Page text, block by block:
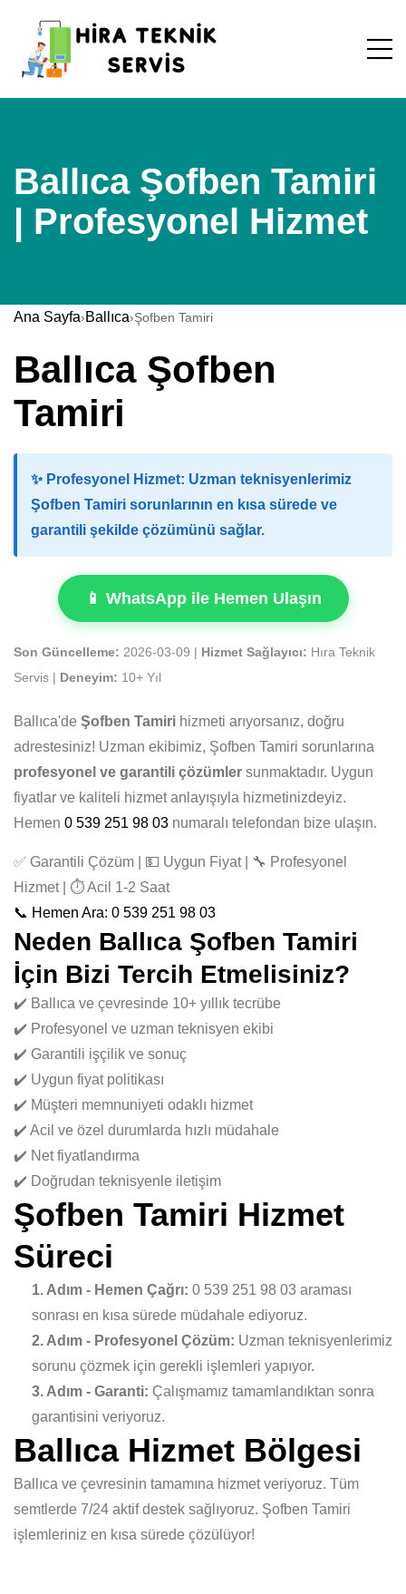
Ballıca Şofben Tamiri
| Profesyonel Hizmet
Ana Sayfa›Ballıca›Şofben Tamiri
Ballıca Şofben
Tamiri
✨ Profesyonel Hizmet: Uzman teknisyenlerimiz
Şofben Tamiri sorunlarının en kısa sürede ve
garantili şekilde çözümünü sağlar.
📱 WhatsApp ile Hemen Ulaşın
Son Güncelleme: 2026-03-09 | Hizmet Sağlayıcı: Hıra Teknik
Servis |
Deneyim: 10+ Yıl
Ballıca'de Şofben Tamiri hizmeti arıyorsanız, doğru
adrestesiniz! Uzman ekibimiz, Şofben Tamiri sorunlarına
profesyonel ve garantili çözümler sunmaktadır. Uygun
fiyatlar ve kaliteli hizmet anlayışıyla hizmetinizdeyiz.
Hemen 0 539 251 98 03 numaralı telefondan bize ulaşın.
✅ Garantili Çözüm | 💵 Uygun Fiyat | 🔧 Profesyonel
Hizmet | ⏱️ Acil 1-2 Saat
📞 Hemen Ara: 0 539 251 98 03
Neden Ballıca Şofben Tamiri
İçin Bizi Tercih Etmelisiniz?
✔️ Ballıca ve çevresinde 10+ yıllık tecrübe
✔️ Profesyonel ve uzman teknisyen ekibi
✔️ Garantili işçilik ve sonuç
✔️ Uygun fiyat politikası
✔️ Müşteri memnuniyeti odaklı hizmet
✔️ Acil ve özel durumlarda hızlı müdahale
✔️ Net fiyatlandırma
✔️ Doğrudan teknisyenle iletişim
Şofben Tamiri Hizmet
Süreci
1. Adım - Hemen Çağrı: 0 539 251 98 03 araması
sonrası en kısa sürede müdahale ediyoruz.
2. Adım - Profesyonel Çözüm: Uzman teknisyenlerimiz
sorunu çözmek için gerekli işlemleri yapıyor.
3. Adım - Garanti: Çalışmamız tamamlandıktan sonra
garantisini veriyoruz.
Ballıca Hizmet Bölgesi
Ballıca ve çevresinin tamamına hizmet veriyoruz. Tüm
semtlerde 7/24 aktif destek sağlıyoruz. Şofben Tamiri
işlemleriniz en kısa sürede çözülüyor!